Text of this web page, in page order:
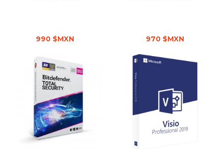
990 $MXN 970 $MXN